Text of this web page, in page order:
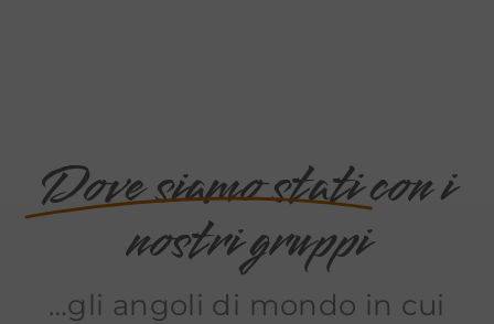
Dove siamo staticon i
nostri gruppi
…gli angoli di mondo in cui